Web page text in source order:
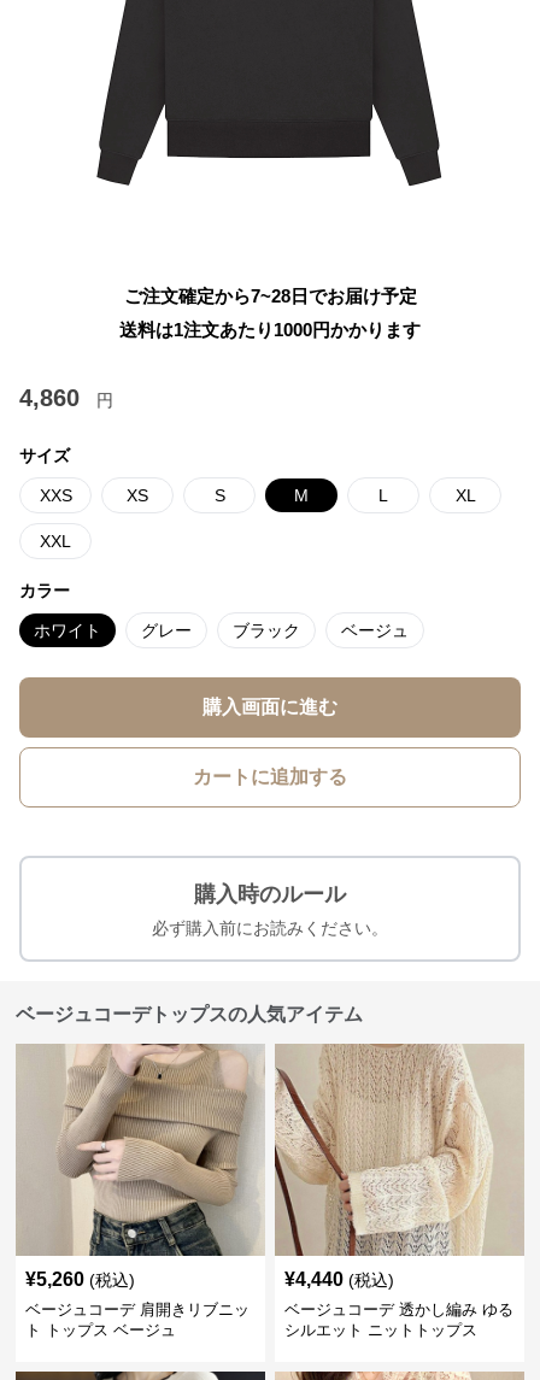
ご注文確定から7~28日でお届け予定
送料は1注文あたり 1000円かかります
4,860 円
サイズ
XXS XS S M L XL
XXL
カラー
ホワイト グレー ブラック ベージュ
購入画面に進む
カートに追加する
購入時のルール
必ず購入前にお読みください。
ベージュコーデトップスの人気アイテム
¥5,260 (税込)
ベージュコーデ 肩開きリブニッ
ト トップス ベージュ
¥4,440 (税込)
ベージュコーデ 透かし編み ゆる
シルエット ニットトップス